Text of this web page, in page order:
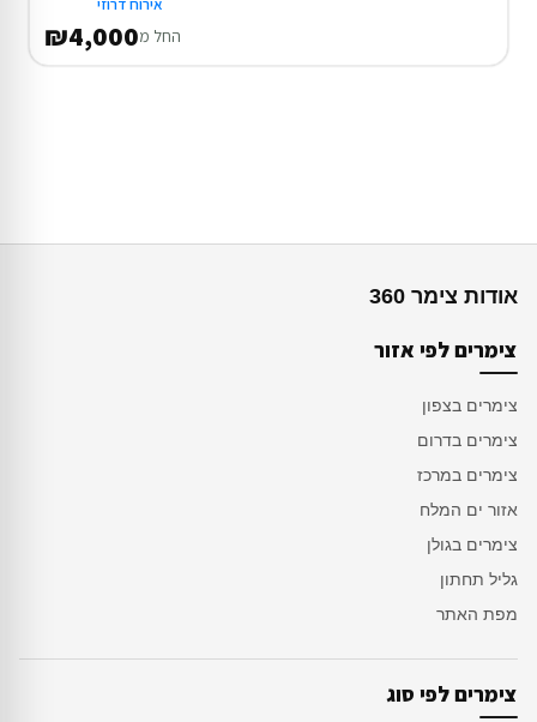
החל מ₪4,000
אודות צימר 360
צימרים לפי אזור
צימרים בצפון
צימרים בדרום
צימרים במרכז
אזור ים המלח
צימרים בגולן
גליל תחתון
מפת האתר
צימרים לפי סוג